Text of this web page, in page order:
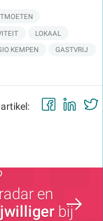
LOKAAL
KEMPEN GASTVRIJ
en
bij